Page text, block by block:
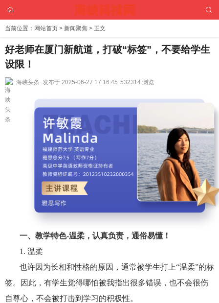
当前位置： 网站首页 > 新闻聚焦 > 正文
好老师在厦门新航道，打破“标签”，不要给学生
设限！
海峡头条 .发布于 2025-06-27 17:16:45 532314 浏览
一、教学特色-温柔，认真负责，通俗易懂！
1. 温柔
也许因为长相和性格的原因，通常被学生打上“温柔”的标
签。因此，有学生觉得哪怕被我指出很多错误，也不会很伤
自尊心，不会被打击到学习的积极性。